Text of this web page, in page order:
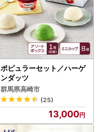
ポピュラーセット／ハーゲ
ンダッツ
群馬県高崎市
(25)
13,000